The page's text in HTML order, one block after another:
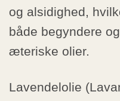
og alsidighed,
både begyndere
æteriske olier.
Lavendelolie